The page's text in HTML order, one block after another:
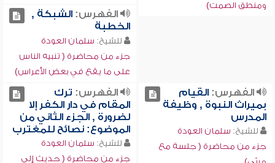
ومنطق الصمت)
الفهرس:الشبكة ,
الخطبة
للشيخ: سلمان العودة
جزء من محاضرة ( تنبيه الناس
على ما يقع في بعض الأعراس)
الفهرس:القيام
بميراث النبوة , وظيفة
المدرس
للشيخ: سلمان العودة
جزء من محاضرة ( جلسة مع
الفهرس: ترك
المقام في دار الكفر إلا
لضرورة , الجزء الثاني من
الموضوع: نصائح للمغترب
للشيخ: سلمان العودة
جزء من محاضرة ( حديث إلى